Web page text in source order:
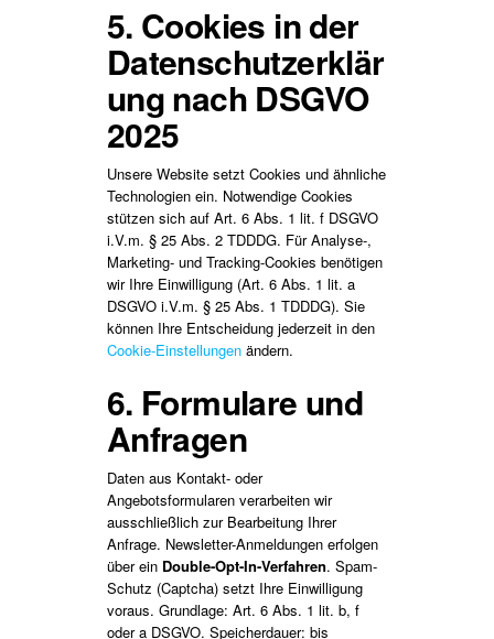
5. Cookies in der
Datenschutzerklär
ung nach DSGVO
2025
Unsere Website setzt Cookies und ähnliche
Technologien ein. Notwendige Cookies
stützen sich auf Art. 6 Abs. 1 lit. f DSGVO
i.V.m. § 25 Abs. 2 TDDDG. Für Analyse-,
Marketing- und Tracking-Cookies benötigen
wir Ihre Einwilligung (Art. 6 Abs. 1 lit. a
DSGVO i.V.m. § 25 Abs. 1 TDDDG). Sie
können Ihre Entscheidung jederzeit in den
Cookie-Einstellungenändern.
6. Formulare und
Anfragen
Daten aus Kontakt- oder
Angebotsformularen verarbeiten wir
ausschließlich zur Bearbeitung Ihrer
Anfrage. Newsletter-Anmeldungen erfolgen
über ein Double-Opt-In-Verfahren. Spam-
Schutz (Captcha) setzt Ihre Einwilligung
voraus. Grundlage: Art. 6 Abs. 1 lit. b, f
oder a DSGVO. Speicherdauer: bis